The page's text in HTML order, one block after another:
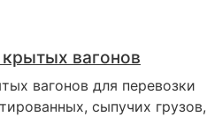
вагонов
вагонов для перевозки
сыпучих грузов,